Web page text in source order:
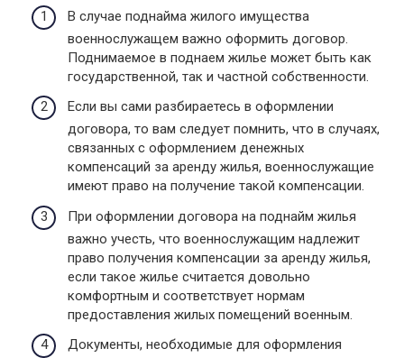
В случае поднайма жилого имущества
военнослужащем важно оформить договор.
Поднимаемое в поднаем жилье может быть как
государственной, так и частной собственности.
Если вы сами разбираетесь в оформлении
договора, то вам следует помнить, что в случаях,
связанных с оформлением денежных
компенсаций за аренду жилья, военнослужащие
имеют право на получение такой компенсации.
При оформлении договора на поднайм жилья
важно учесть, что военнослужащим надлежит
право получения компенсации за аренду жилья,
если такое жилье считается довольно
комфортным и соответствует нормам
предоставления жилых помещений военным.
Документы, необходимые для оформления